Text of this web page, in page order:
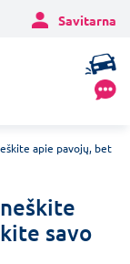
Savitarna
apie pavojų, bet
savo